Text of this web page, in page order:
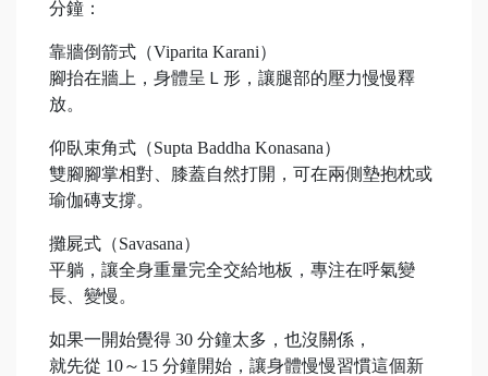
分鐘：
靠牆倒箭式（Viparita Karani）
腳抬在牆上，身體呈Ｌ形，讓腿部的壓力慢慢釋
放。
仰臥束角式（Supta Baddha Konasana）
雙腳腳掌相對、膝蓋自然打開，可在兩側墊抱枕或
瑜伽磚支撐。
攤屍式（Savasana）
平躺，讓全身重量完全交給地板，專注在呼氣變
長、變慢。
如果一開始覺得 30 分鐘太多，也沒關係，
就先從 10～15 分鐘開始，讓身體慢慢習慣這個新